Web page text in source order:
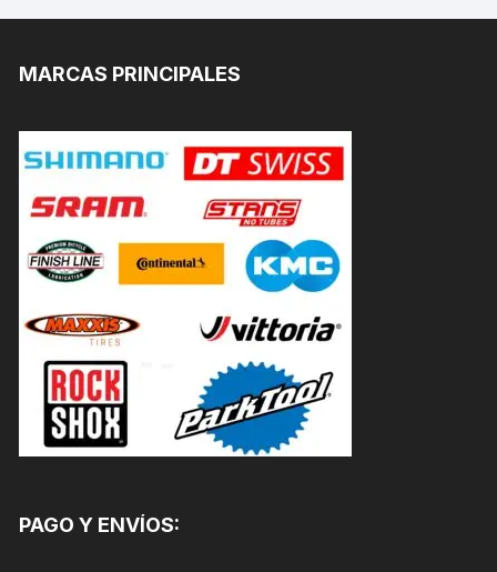
MARCAS PRINCIPALES
PAGO Y ENVÍOS: